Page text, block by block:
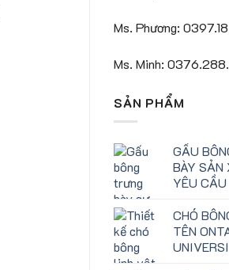
Ms. Phương:
Ms. Minh:
SẢN PHẨM
GẤU
BÀY SẢN
YÊU CẦU
CHÓ
TÊN